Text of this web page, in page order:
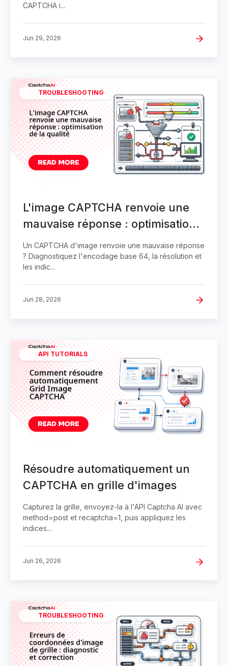
CAPTCHA i...
Jun 29, 2026
TROUBLESHOOTING
L'image CAPTCHA renvoie une
mauvaise réponse : optimisation
de la qualité
Un CAPTCHA d'image renvoie une mauvaise réponse
? Diagnostiquez l'encodage base 64, la résolution et
les indic...
Jun 28, 2026
API TUTORIALS
Résoudre automatiquement un
CAPTCHA en grille d'images
Capturez la grille, envoyez-la à l'API Captcha AI avec
method=post et recaptcha=1, puis appliquez les
indices...
Jun 26, 2026
TROUBLESHOOTING